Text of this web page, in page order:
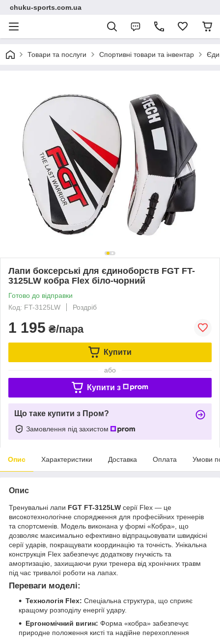
chuku-sports.com.ua
Товари та послуги Спортивні товари та інвентар
Лапи боксерські для єдиноборств FGT FT-
3125LW кобра Flex біло-чорний
Готово до відправки
Код: FT-3125LW
Роздріб
1 195 ₴/пара
Купити
або
Купити з
Що таке купити з Пром?
Замовлення під захистом
Опис Характеристики Доставка Оплата Умови
Опис
Тренувальні лапи FGT FT-3125LW серії Flex — це
високотехнологічне спорядження для професійних тренерів
та спортсменів. Модель виконана у формі «Кобра», що
дозволяє максимально ефективно відпрацьовувати швидкісні
серії ударів, покращувати координацію та точність. Унікальна
конструкція Flex забезпечує додаткову гнучкість та
амортизацію, захищаючи руки тренера від хронічних травм
під час тривалої роботи на лапах.
Переваги моделі:
Технологія Flex: Спеціальна структура, що сприяє
кращому розподілу енергії удару.
Ергономічний вигин: Форма «кобра» забезпечує
природне положення кисті та надійне перехоплення